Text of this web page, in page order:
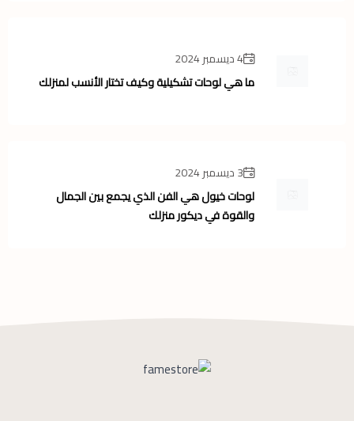
4 ديسمبر 2024
ما هي لوحات تشكيلية وكيف تختار الأنسب لمنزلك
3 ديسمبر 2024
لوحات خيول هي الفن الذي يجمع بين الجمال
والقوة في ديكور منزلك